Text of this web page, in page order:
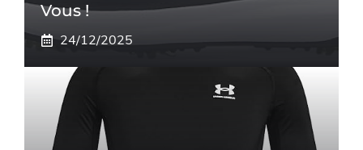
Vous !
24/12/2025